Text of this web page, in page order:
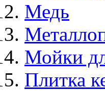
Медь
Мойки
Плитка